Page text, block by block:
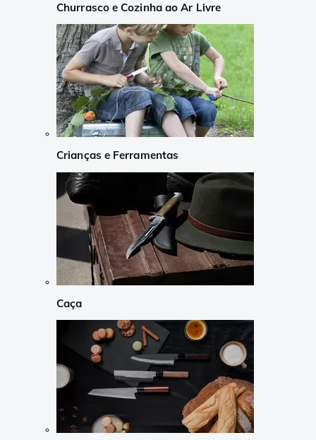
Churrasco e Cozinha ao Ar Livre
Crianças e Ferramentas
Caça